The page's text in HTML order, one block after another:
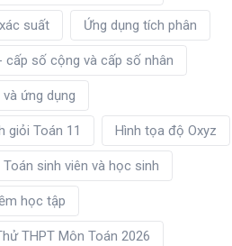
suất Ứng dụng tích phân
cấp số cộng và cấp số nhân
ứng dụng
giỏi Toán 11 Hình tọa độ Oxyz
Toán sinh viên và học sinh
học tập
THPT Môn Toán 2026